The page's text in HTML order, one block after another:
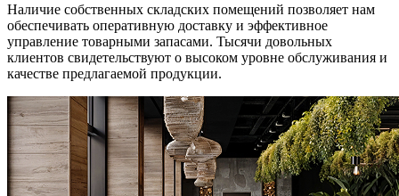
Наличие собственных складских помещений позволяет нам
обеспечивать оперативную доставку и эффективное
управление товарными запасами. Тысячи довольных
клиентов свидетельствуют о высоком уровне обслуживания и
качестве предлагаемой продукции.